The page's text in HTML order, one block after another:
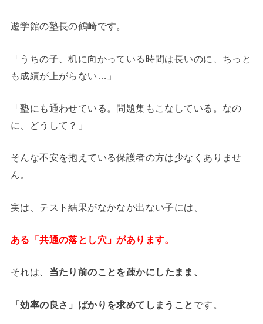
遊学館の塾長の鶴崎です。
「うちの子、机に向かっている時間は長いのに、ちっと
も成績が上がらない…」
「塾にも通わせている。問題集もこなしている。なの
に、どうして？」
そんな不安を抱えている保護者の方は少なくありませ
ん。
実は、テスト結果がなかなか出ない子には、
ある「共通の落とし穴」があります。
それは、 当たり前のことを疎かにしたまま、
「効率の良さ」ばかりを求めてしまうこと です。